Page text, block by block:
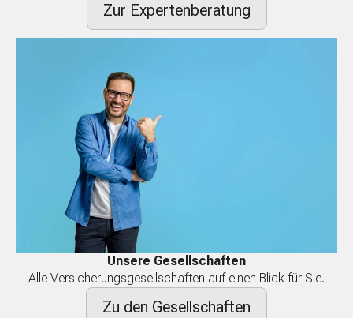
Zur Expertenberatung
Unsere Gesellschaften
Alle Versicherungsgesellschaften auf einen Blick für Sie.
Zu den Gesellschaften